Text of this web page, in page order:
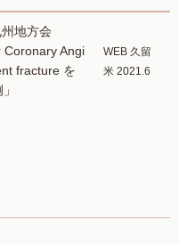
地方会
Coronary Angi
fracture を
WEB 久留
米 2021.6